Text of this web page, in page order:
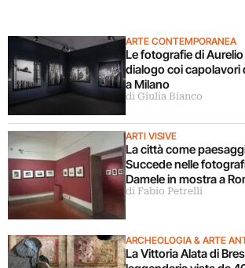
ARTE CONTEMPORANEA
Le fotografie di
dialogo coi capolavori
a Milano
di Giulia Bianco
ARTI VISIVE
La città come
Succede nelle
Damele in mostra a
di Fabio Petrelli
ARCHEOLOGIA & ARTE
La Vittoria Alata di